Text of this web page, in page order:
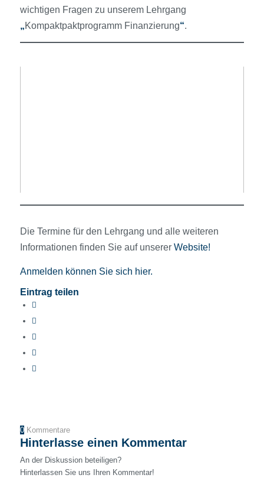
wichtigen Fragen zu unserem Lehrgang
„Kompaktpaktprogramm Finanzierung“.
Die Termine für den Lehrgang und alle weiteren
Informationen finden Sie auf unserer Website!
Anmelden können Sie sich hier.
Eintrag teilen
0 Kommentare
Hinterlasse einen Kommentar
An der Diskussion beteiligen?
Hinterlassen Sie uns Ihren Kommentar!